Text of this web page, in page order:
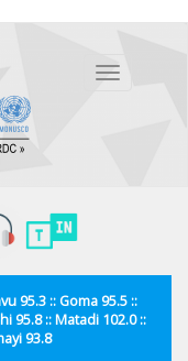
Toggle
95.3 :: Goma 95.5 ::
95.8 :: Matadi 102.0 ::
93.8